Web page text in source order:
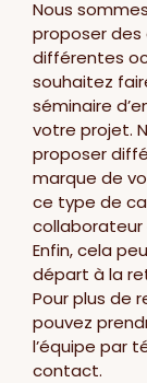
Nous
proposer des
différentes
souhaitez
séminaire
votre projet.
proposer
marque de
ce type de
collaborateur
Enfin, cela
départ à la
Pour plus de
pouvez
l’équipe par
contact.